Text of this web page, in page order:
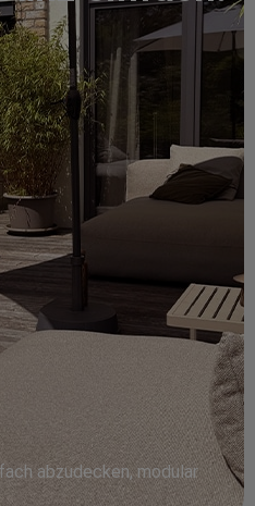
abzudecken, modular